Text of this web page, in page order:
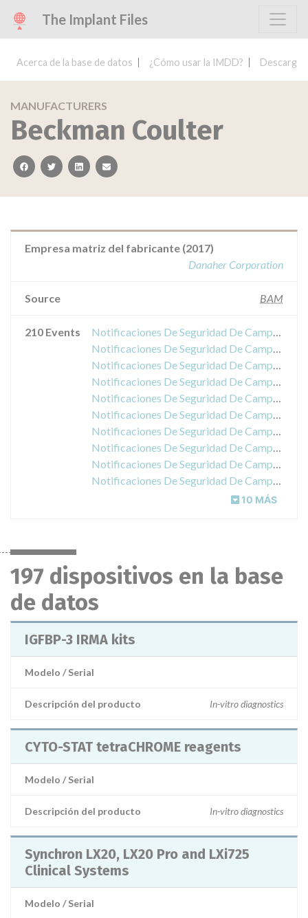
The Implant Files
Acerca de la base de datos ¿Cómo usar la IMDD? Descargar
MANUFACTURERS
Beckman Coulter
facebooktwitterlinkedinemail
Empresa matriz del fabricante (2017)
Danaher Corporation
Source BAM
210 Events
Notificaciones De Seguridad De Campo acerca de IGFBP-3 IRMA kits
Notificaciones De Seguridad De Campo acerca de CYTO-STAT tetraCHROME reagents
Notificaciones De Seguridad De Campo acerca de Synchron LX20, LX20 Pro and LXi725 Clinical Systems
Notificaciones De Seguridad De Campo acerca de Access Immunoassay System ultrasensitive Insulin Reagent Kit
Notificaciones De Seguridad De Campo acerca de Access und Access 2
Notificaciones De Seguridad De Campo acerca de COULTER GEN-S and LH SlideMakers
Notificaciones De Seguridad De Campo acerca de SYNCHRON Acetaminophen Reagent (ACTM)
Notificaciones De Seguridad De Campo acerca de UniCel DxI 600 Systems, UniCel DxI 800 Systems, UniCel DxC 880i Systems
Notificaciones De Seguridad De Campo acerca de UniCel DxI Access Immunoassay Systems Reaction Vessels
Notificaciones De Seguridad De Campo acerca de Access Immunoassay Systems HAV Ab Reagent Kit
10 MÁS
197 dispositivos en la base
de datos
IGFBP-3 IRMA kits
Modelo / Serial
Descripción del producto In-vitro diagnostics
CYTO-STAT tetraCHROME reagents
Modelo / Serial
Descripción del producto In-vitro diagnostics
Synchron LX20, LX20 Pro and LXi725
Clinical Systems
Modelo / Serial